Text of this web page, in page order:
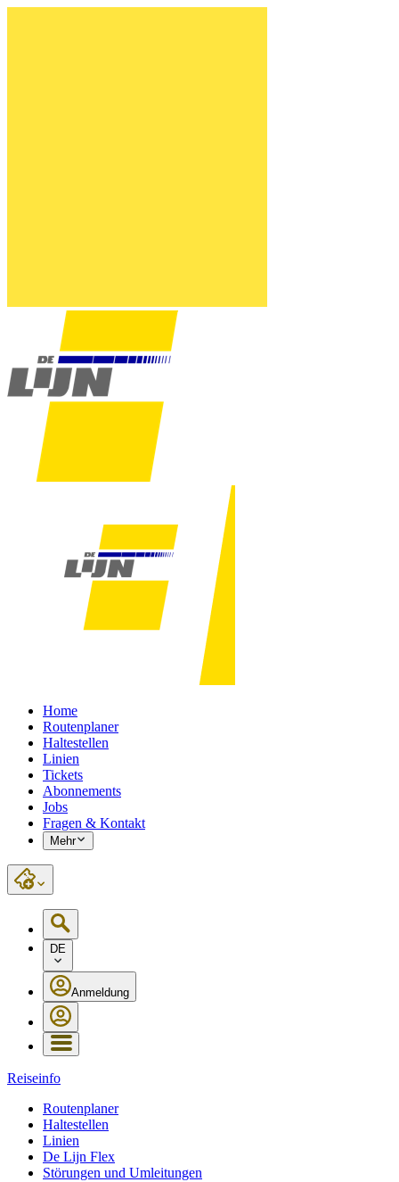
Home
Routenplaner
Haltestellen
Linien
Tickets
Abonnements
Jobs
Fragen & Kontakt
Mehr
DE
Anmeldung
Reiseinfo
Routenplaner
Haltestellen
Linien
De Lijn Flex
Störungen und Umleitungen